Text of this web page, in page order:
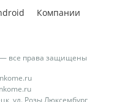
все права защищены
Компании